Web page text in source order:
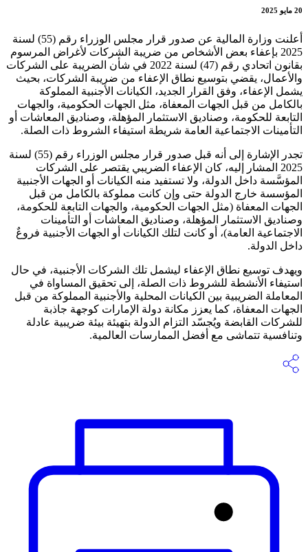
20 مايو 2025
أعلنت وزارة المالية عن صدور قرار مجلس الوزراء رقم (55) لسنة
2025 بإعفاء بعض الأشخاص من ضريبة الشركات لأغراض المرسوم
بقانون اتحادي رقم (47) لسنة 2022 في شأن الضريبة على الشركات
والأعمال، يقضي بتوسيع نطاق الإعفاء من ضريبة الشركات، بحيث
يشمل الإعفاء، وفق القرار الجديد، الكيانات الأجنبية المملوكة
بالكامل من قبل الجهات المعفاة، مثل الجهات الحكومية، والجهات
التابعة للحكومة، وصناديق الاستثمار المؤهلة، وصناديق المعاشات أو
التأمينات الاجتماعية العامة شريطة استيفاء الشروط ذات الصلة.
تجدر الإشارة إلى أنه قبل صدور قرار مجلس الوزراء رقم (55) لسنة
2025 المشار إليه، كان الإعفاء الضريبي يقتصر على الشركات
المؤسَّسة داخل الدولة، ولا تستفيد منه الكيانات أو الجهات الأجنبية
المؤسسة خارج الدولة حتى وإن كانت مملوكة بالكامل من قبل
الجهات المعفاة (مثل الجهات الحكومية، والجهات التابعة للحكومة،
وصناديق الاستثمار المؤهلة، وصناديق المعاشات أو التأمينات
الاجتماعية العامة)، أو كانت لتلك الكيانات أو الجهات الأجنبية فروعٌ
داخل الدولة.
ويهدف توسيع نطاق الإعفاء ليشمل تلك الشركات الأجنبية، في حال
استيفاء الأنشطة للشروط ذات الصلة، إلى تحقيق المساواة في
المعاملة الضريبية بين الكيانات المحلية والأجنبية المملوكة من قبل
الجهات المعفاة، كما يعزز مكانة دولة الإمارات كوجهة جاذبة
للشركات القابضة ويُجسّد التزام الدولة بتهيئة بيئة ضريبية عادلة
وتنافسية تتماشى مع أفضل الممارسات العالمية.